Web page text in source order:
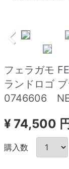
フェラガモ
ランドロゴ
0746606
¥ 74,500 円
購入数